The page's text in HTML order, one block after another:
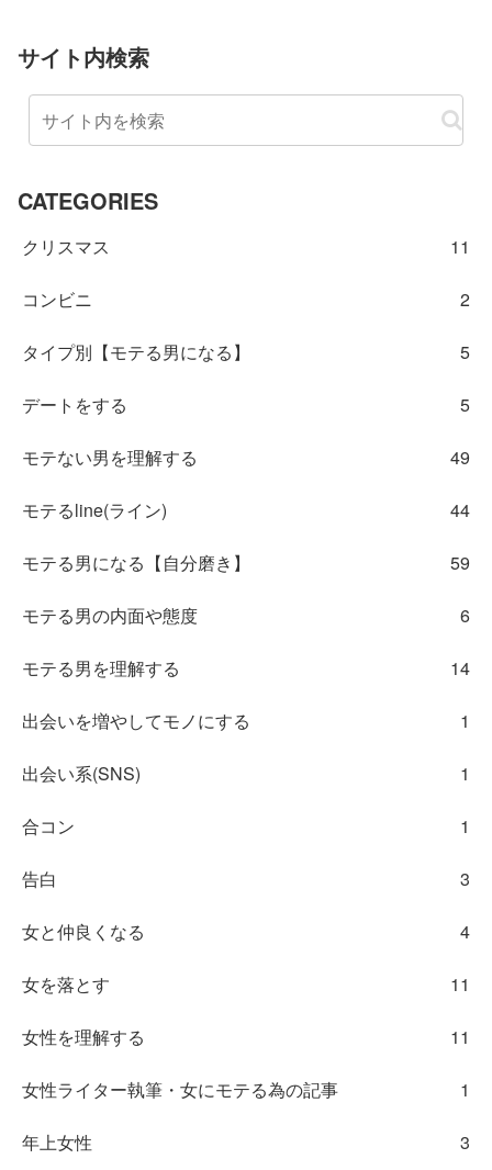
サイト内検索
CATEGORIES
クリスマス 11
コンビニ 2
タイプ別【モテる男になる】 5
デートをする 5
モテない男を理解する 49
モテるline(ライン) 44
モテる男になる【自分磨き】 59
モテる男の内面や態度 6
モテる男を理解する 14
出会いを増やしてモノにする 1
出会い系(SNS) 1
合コン 1
告白 3
女と仲良くなる 4
女を落とす 11
女性を理解する 11
女性ライター執筆・女にモテる為の記事 1
年上女性 3